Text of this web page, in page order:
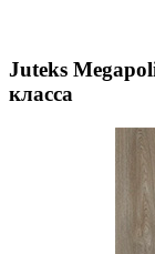
Juteks
класса